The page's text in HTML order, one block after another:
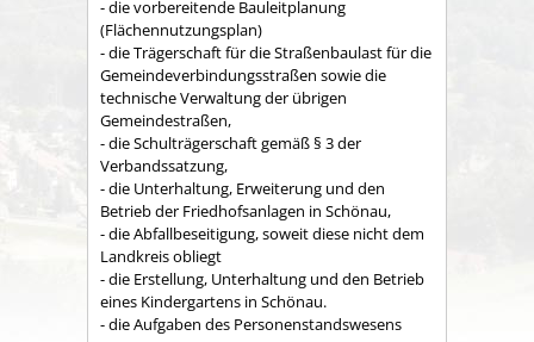
- die vorbereitende Bauleitplanung
(Flächennutzungsplan)
- die Trägerschaft für die Straßenbaulast für die
Gemeindeverbindungsstraßen sowie die
technische Verwaltung der übrigen
Gemeindestraßen,
- die Schulträgerschaft gemäß § 3 der
Verbandssatzung,
- die Unterhaltung, Erweiterung und den
Betrieb der Friedhofsanlagen in Schönau,
- die Abfallbeseitigung, soweit diese nicht dem
Land­kreis obliegt
- die Erstellung, Unterhaltung und den Betrieb
eines Kindergartens in Schönau.
- die Aufgaben des Personenstandswesens